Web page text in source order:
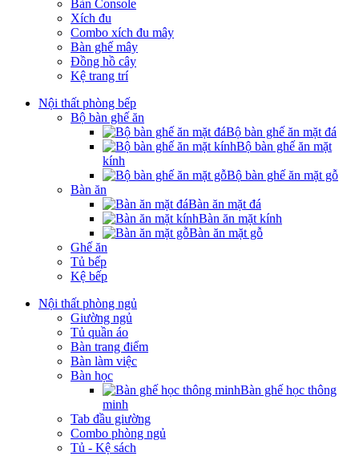
Bàn Console
Xích đu
Combo xích đu mây
Bàn ghế mây
Đồng hồ cây
Kệ trang trí
Nội thất phòng bếp
Bộ bàn ghế ăn
Bộ bàn ghế ăn mặt đá
Bộ bàn ghế ăn mặt
kính
Bộ bàn ghế ăn mặt gỗ
Bàn ăn
Bàn ăn mặt đá
Bàn ăn mặt kính
Bàn ăn mặt gỗ
Ghế ăn
Tủ bếp
Kệ bếp
Nội thất phòng ngủ
Giường ngủ
Tủ quần áo
Bàn trang điểm
Bàn làm việc
Bàn học
Bàn ghế học thông
minh
Tab đầu giường
Combo phòng ngủ
Tủ - Kệ sách